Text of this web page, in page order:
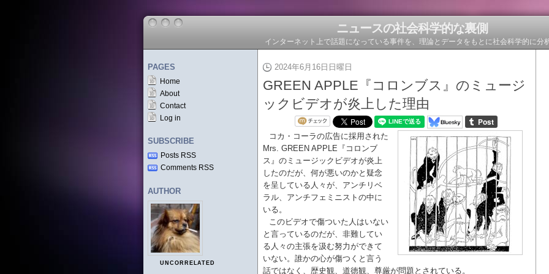
ニュースの社会科学的な裏側
インターネット上で話題になっている事件を、理論とデータをもとに社会科学的に分
PAGES
Home
About
Contact
Log in
SUBSCRIBE
Posts RSS
Comments RSS
AUTHOR
UNCORRELATED
2024年6月16日日曜日
GREEN APPLE『コロンブス』のミュージ
ックビデオが炎上した理由
コカ・コーラの広告に採用された
Mrs. GREEN APPLE『コロンブ
ス』のミュージックビデオが炎上
したのだが、何が悪いのかと疑念
を呈している人々が、アンチリベ
ラル、アンチフェミニストの中に
いる。
このビデオで傷ついた人はいない
と言っているのだが、非難してい
る人々の主張を汲む努力ができて
いない。誰かの心が傷つくと言う
話ではなく、歴史観、道徳観、尊厳が問題とされている。